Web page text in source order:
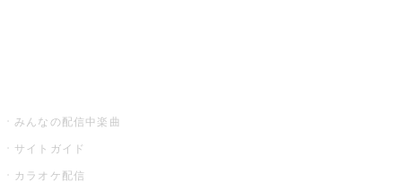
みんなの配信中楽曲
サイトガイド
カラオケ配信